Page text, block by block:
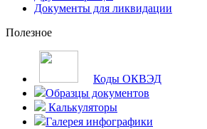
Документы для ликвидации
Полезное
Коды ОКВЭД
Образцы документов
Калькуляторы
Галерея инфографики